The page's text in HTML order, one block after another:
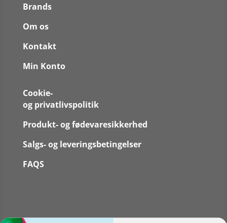
Brands
Om os
Kontakt
Min Konto
Cookie-
og privatlivspolitik
Produkt- og fødevaresikkerhed
Salgs- og leveringsbetingelser
FAQS